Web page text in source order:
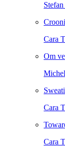
Stefan
Cara
Om
Cara
Cara